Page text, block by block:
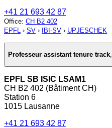
+41 21 693 42 87
Office: CH B2 402
EPFL › SV › IBI-SV › UPJESCHEK
Professeur assistant tenure track,
EPFL SB ISIC LSAM1
CH B2 402 (Bâtiment CH)
Station 6
1015 Lausanne
+41 21 693 42 87